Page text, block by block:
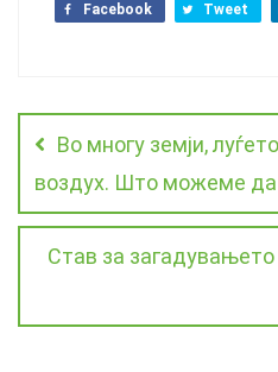
Facebook Tweet
Во многу земји,
воздух. Што можеме да
Став за